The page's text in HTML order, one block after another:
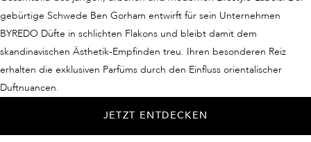
gebürtige Schwede Ben Gorham entwirft für sein Unternehmen
BYREDO Düfte in schlichten Flakons und bleibt damit dem
skandinavischen Ästhetik-Empfinden treu. Ihren besonderen Reiz
erhalten die exklusiven Parfüms durch den Einfluss orientalischer
Duftnuancen.
JETZT ENTDECKEN